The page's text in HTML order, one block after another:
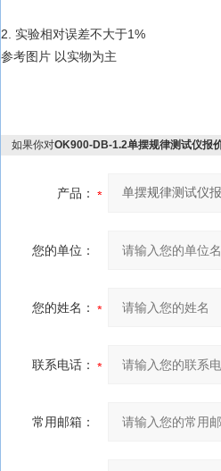
2. 实验相对误差不大于1%
参考图片 以实物为主
如果你对OK900-DB-1.2单摆规律测试仪报
产品：
您的单位：
您的姓名：
联系电话：
常用邮箱：